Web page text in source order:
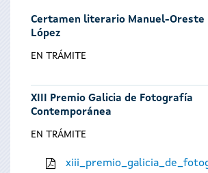
usted
aquí
Certamen literario Manuel-Oreste
López
EN TRÁMITE
XIII Premio Galicia de Fotografía
Contemporánea
EN TRÁMITE